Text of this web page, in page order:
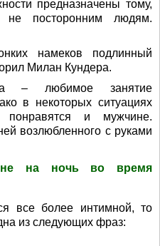
предназначены тому,
посторонним людям.
намеков подлинный
Милан Кундера.
– любимое занятие
в некоторых ситуациях
понравятся и мужчине.
возлюбленного с руками
на ночь во время
все более интимной, то
из следующих фраз: